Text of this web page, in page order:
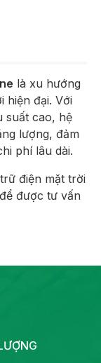
là xu hướng
hiện đại. Với
suất cao, hệ
lượng, đảm
phí lâu dài.
điện mặt trời
để được tư vấn